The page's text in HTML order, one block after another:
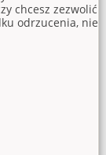
chcesz zezwolić
odrzucenia, nie